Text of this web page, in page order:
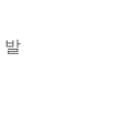
발